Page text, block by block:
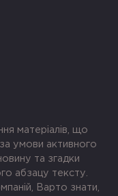
матеріалів, що
умови активного
та згадки
абзацу тексту.
Варто знати,